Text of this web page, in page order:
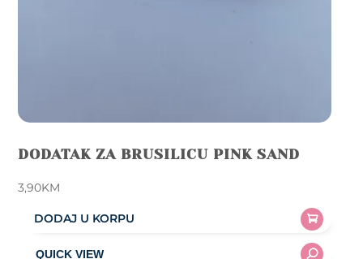
DODATAK ZA BRUSILICU PINK SAND
3,90KM
DODAJ U KORPU